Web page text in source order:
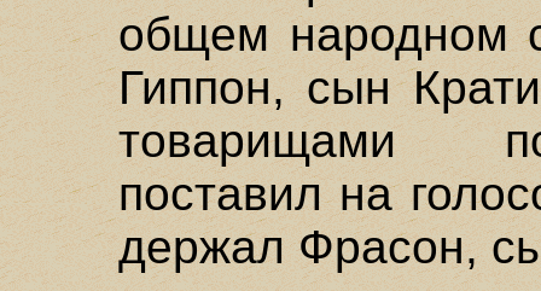
общем народном
Гиппон, сын
товарищами
поставил на
держал Фрасон,